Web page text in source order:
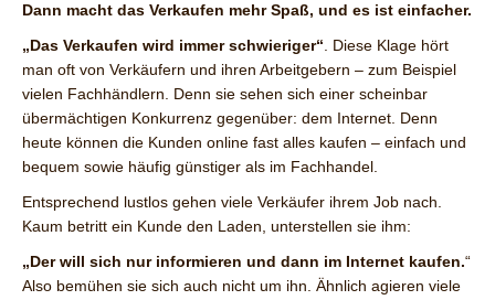
Dann macht das Verkaufen mehr Spaß, und es ist einfacher.
„Das Verkaufen wird immer schwieriger“ . Diese Klage hört
man oft von Verkäufern und ihren Arbeitgebern – zum Beispiel
vielen Fachhändlern. Denn sie sehen sich einer scheinbar
übermächtigen Konkurrenz gegenüber: dem Internet. Denn
heute können die Kunden online fast alles kaufen – einfach und
bequem sowie häufig günstiger als im Fachhandel.
Entsprechend lustlos gehen viele Verkäufer ihrem Job nach.
Kaum betritt ein Kunde den Laden, unterstellen sie ihm:
„Der will sich nur informieren und dann im Internet kaufen.“
Also bemühen sie sich auch nicht um ihn. Ähnlich agieren viele